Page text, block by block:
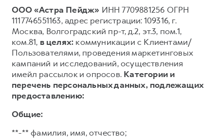
ООО «Астра Пейдж» ИНН 7709881256 ОГРН
1117746551163, адрес регистрации: 109316, г.
Москва, Волгоградский пр-т, д.2, эт.3, пом.1,
ком.81, в целях: коммуникации с Клиентами/
Пользователями, проведения маркетинговых
кампаний и исследований, осуществления
имейл рассылок и опросов. Категории и
перечень персональных данных, подлежащих
предоставлению:
Общие:
**-** фамилия, имя, отчество;